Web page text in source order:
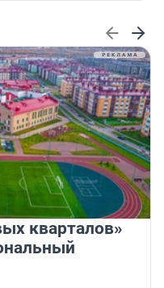
кварталов»